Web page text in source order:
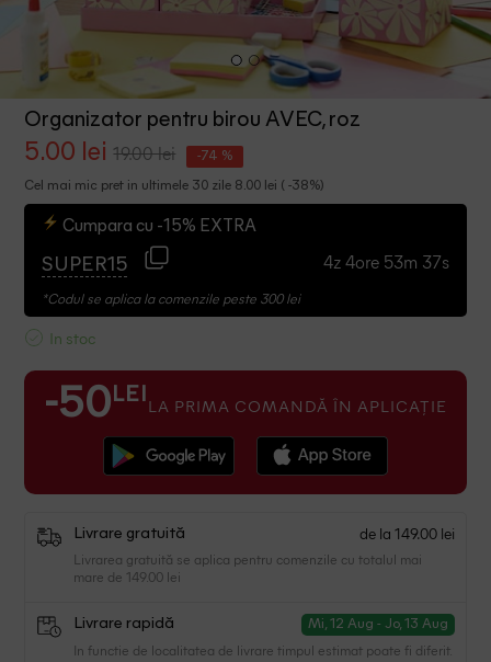
Organizator pentru birou AVEC, roz
5.00 lei 19.00 lei -74 %
Cel mai mic pret in ultimele 30 zile 8.00 lei ( -38%)
Cumpara cu -15% EXTRA
SUPER15 4z 4ore 53m 37s
*Codul se aplica la comenzile peste 300 lei
In stoc
-50 LEI LA PRIMA COMANDĂ ÎN APLICAȚIE
Livrare gratuită de la 149.00 lei
Livrarea gratuită se aplica pentru comenzile cu totalul mai
mare de 149.00 lei
Livrare rapidă Mi, 12 Aug - Jo, 13 Aug
In functie de localitatea de livrare timpul estimat poate fi diferit.